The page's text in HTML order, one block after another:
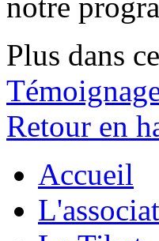
notre
Plus dans
Retour en
Accueil